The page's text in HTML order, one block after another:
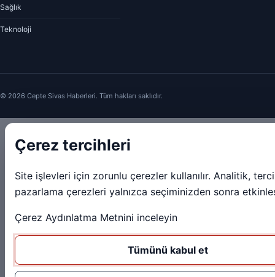
Sağlık
Teknoloji
© 2026 Cepte Sivas Haberleri. Tüm hakları saklıdır.
Çerez tercihleri
Site işlevleri için zorunlu çerezler kullanılır. Analitik,
pazarlama çerezleri yalnızca seçiminizden sonra
Çerez Aydınlatma Metnini inceleyin
Tümünü kabul et